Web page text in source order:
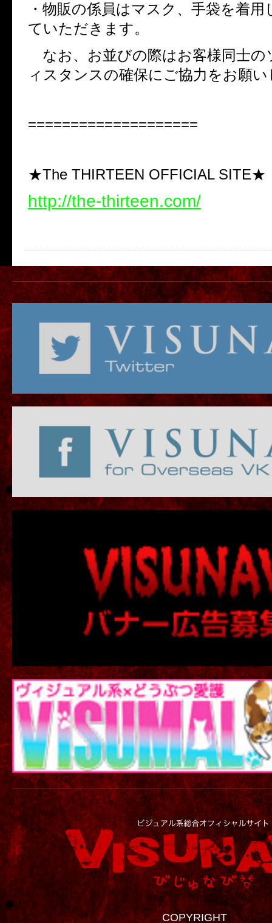
・物販の係員はマスク、手袋を着用
ていただきます。
なお、お並びの際はお客様同士の
ィスタンスの確保にご協力をお願
====================
★The THIRTEEN OFFICIAL SITE★
http://the-thirteen.com/
COPYRIGHT